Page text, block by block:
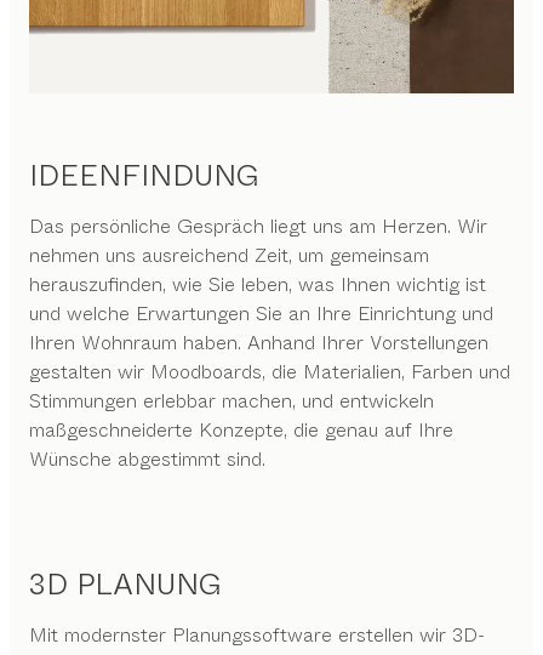
IDEENFINDUNG
Das persönliche Gespräch liegt uns am Herzen. Wir
nehmen uns ausreichend Zeit, um gemeinsam
herauszufinden, wie Sie leben, was Ihnen wichtig ist
und welche Erwartungen Sie an Ihre Einrichtung und
Ihren Wohnraum haben. Anhand Ihrer Vorstellungen
gestalten wir Moodboards, die Materialien, Farben und
Stimmungen erlebbar machen, und entwickeln
maßgeschneiderte Konzepte, die genau auf Ihre
Wünsche abgestimmt sind.
3D PLANUNG
Mit modernster Planungssoftware erstellen wir 3D-